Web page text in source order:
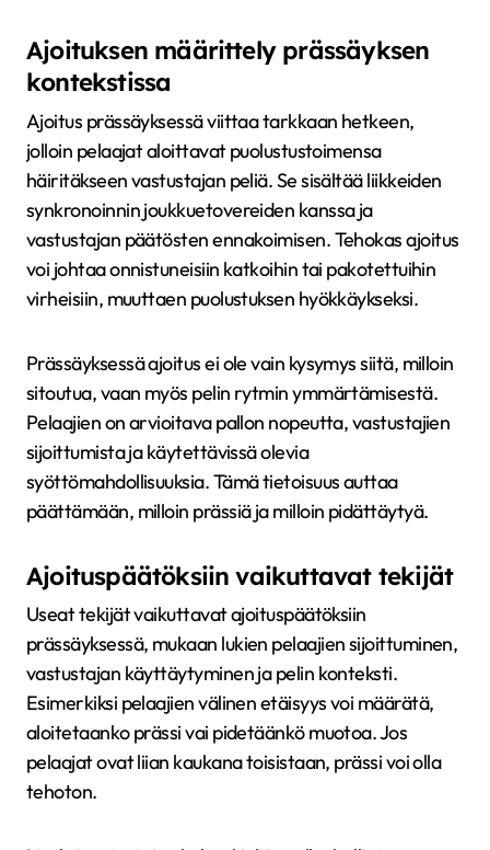
Ajoituksen määrittely prässäyksen
kontekstissa
Ajoitus prässäyksessä viittaa tarkkaan hetkeen,
jolloin pelaajat aloittavat puolustustoimensa
häiritäkseen vastustajan peliä. Se sisältää liikkeiden
synkronoinnin joukkuetovereiden kanssa ja
vastustajan päätösten ennakoimisen. Tehokas ajoitus
voi johtaa onnistuneisiin katkoihin tai pakotettuihin
virheisiin, muuttaen puolustuksen hyökkäykseksi.
Prässäyksessä ajoitus ei ole vain kysymys siitä, milloin
sitoutua, vaan myös pelin rytmin ymmärtämisestä.
Pelaajien on arvioitava pallon nopeutta, vastustajien
sijoittumista ja käytettävissä olevia
syöttömahdollisuuksia. Tämä tietoisuus auttaa
päättämään, milloin prässiä ja milloin pidättäytyä.
Ajoituspäätöksiin vaikuttavat tekijät
Useat tekijät vaikuttavat ajoituspäätöksiin
prässäyksessä, mukaan lukien pelaajien sijoittuminen,
vastustajan käyttäytyminen ja pelin konteksti.
Esimerkiksi pelaajien välinen etäisyys voi määrätä,
aloitetaanko prässi vai pidetäänkö muotoa. Jos
pelaajat ovat liian kaukana toisistaan, prässi voi olla
tehoton.